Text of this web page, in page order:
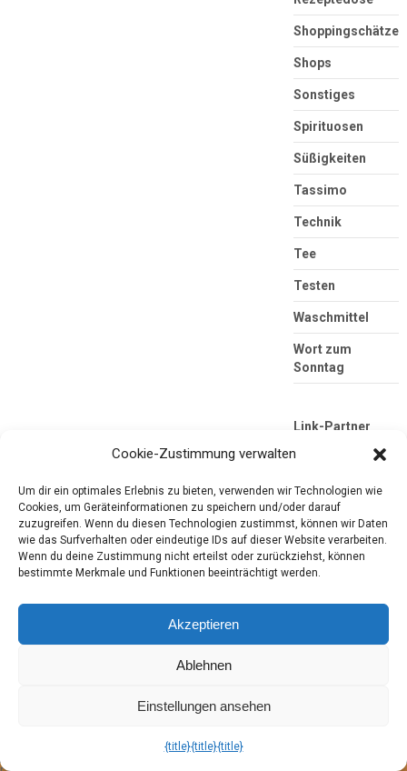
Shoppingschätze
Shops
Sonstiges
Spirituosen
Süßigkeiten
Tassimo
Technik
Tee
Testen
Waschmittel
Wort zum
Sonntag
Link-Partner
Tester-Paradies
Produkttests und Alltag
Copyright © 2026Tester-Paradies
Cookie-Zustimmung verwalten
Um dir ein optimales Erlebnis zu bieten, verwenden wir Technologien wie
Cookies, um Geräteinformationen zu speichern und/oder darauf
zuzugreifen. Wenn du diesen Technologien zustimmst, können wir Daten
wie das Surfverhalten oder eindeutige IDs auf dieser Website verarbeiten.
Wenn du deine Zustimmung nicht erteilst oder zurückziehst, können
bestimmte Merkmale und Funktionen beeinträchtigt werden.
Akzeptieren
Ablehnen
Einstellungen ansehen
{title}{title}{title}
Die mobile Version verlassen